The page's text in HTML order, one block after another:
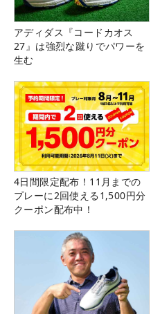
アディダス『コードカオス
27』は強烈な蹴りでパワーを
生む
4日間限定配布！11月までの
プレーに2回使える1,500円分
クーポン配布中！